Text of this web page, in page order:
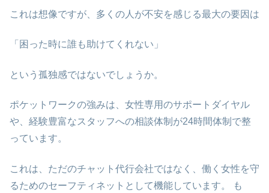
これは想像ですが、多くの人が不安を感じる最大の要因は
「困った時に誰も助けてくれない」
という孤独感ではないでしょうか。
ポケットワークの強みは、女性専用のサポートダイヤル
や、経験豊富なスタッフへの相談体制が24時間体制で整
っています。
これは、ただのチャット代行会社ではなく、働く女性を守
るためのセーフティネットとして機能しています。 も